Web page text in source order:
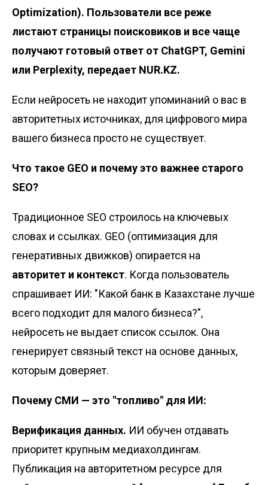
Optimization). Пользователи все реже
листают страницы поисковиков и все чаще
получают готовый ответ от ChatGPT, Gemini
или Perplexity, передает NUR.KZ.
Если нейросеть не находит упоминаний о вас в
авторитетных источниках, для цифрового мира
вашего бизнеса просто не существует.
Что такое GEO и почему это важнее старого
SEO?
Традиционное SEO строилось на ключевых
словах и ссылках. GEO (оптимизация для
генеративных движков) опирается на
авторитет и контекст. Когда пользователь
спрашивает ИИ: "Какой банк в Казахстане лучше
всего подходит для малого бизнеса?",
нейросеть не выдает список ссылок. Она
генерирует связный текст на основе данных,
которым доверяет.
Почему СМИ — это "топливо" для ИИ:
Верификация данных. ИИ обучен отдавать
приоритет крупным медиахолдингам.
Публикация на авторитетном ресурсе для